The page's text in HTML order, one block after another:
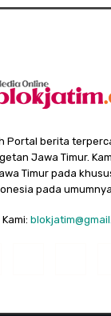
Portal berita
Jawa Timur.
Timur pada
pada